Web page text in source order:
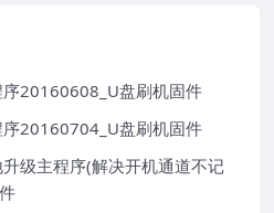
20160608_U盘刷机固件
20160704_U盘刷机固件
级主程序(解决开机通道不记